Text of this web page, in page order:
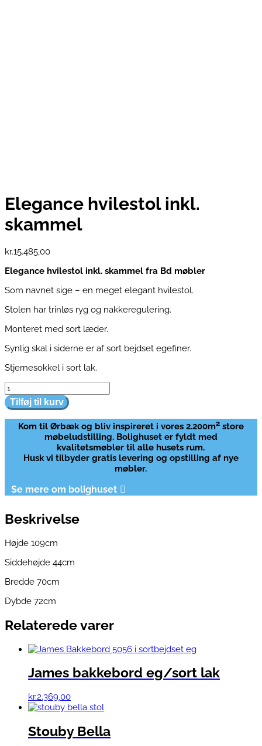
Elegance hvilestol inkl.
skammel
kr.15.485,00
Elegance hvilestol inkl. skammel fra Bd møbler
Som navnet sige – en meget elegant hvilestol.
Stolen har trinløs ryg og nakkeregulering.
Monteret med sort læder.
Synlig skal i siderne er af sort bejdset egefiner.
Stjernesokkel i sort lak.
Elegance
hvilestol
inkl.
skammel
antal
Tilføj til kurv
Kom til Ørbæk og bliv inspireret i vores 2.200m2store
møbeludstilling. Bolighuset er fyldt med
kvalitetsmøbler til alle husets rum.
Husk vi tilbyder gratis levering og opstilling af nye
møbler.
Se mere om bolighuset
Beskrivelse
Højde 109cm
Siddehøjde 44cm
Bredde 70cm
Dybde 72cm
Relaterede varer
James bakkebord eg/sort lak
kr.2.369,00
Stouby Bella